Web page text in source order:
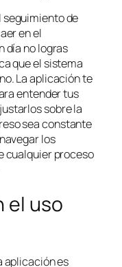
seguimiento de
en el
día no logras
que el sistema
La aplicación te
entender tus
sobre la
sea constante
los
cualquier proceso
el uso
aplicación es